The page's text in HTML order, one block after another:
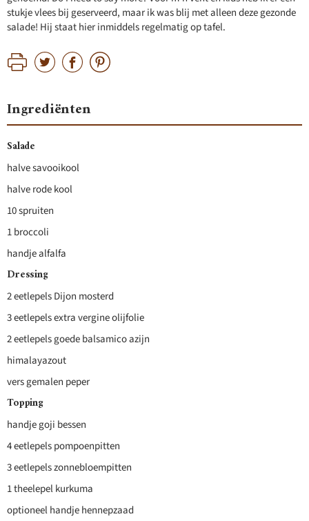
stukje vlees bij geserveerd, maar ik was blij met alleen deze gezonde
salade! Hij staat hier inmiddels regelmatig op tafel.
Ingrediënten
Salade
halve savooikool
halve rode kool
10 spruiten
1 broccoli
handje alfalfa
Dressing
2 eetlepels Dijon mosterd
3 eetlepels extra vergine olijfolie
2 eetlepels goede balsamico azijn
himalayazout
vers gemalen peper
Topping
handje goji bessen
4 eetlepels pompoenpitten
3 eetlepels zonnebloempitten
1 theelepel kurkuma
optioneel handje hennepzaad